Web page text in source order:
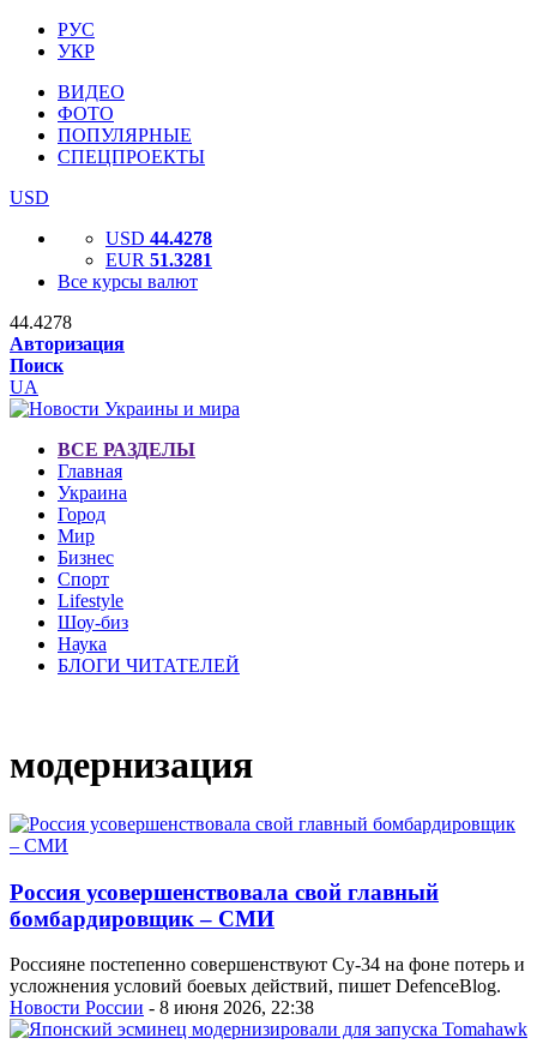
РУС
УКР
ВИДЕО
ФОТО
ПОПУЛЯРНЫЕ
СПЕЦПРОЕКТЫ
USD
USD 44.4278
EUR 51.3281
Все курсы валют
44.4278
Авторизация
Поиск
UA
ВСЕ РАЗДЕЛЫ
Главная
Украина
Город
Мир
Бизнес
Спорт
Lifestyle
Шоу-биз
Наука
БЛОГИ ЧИТАТЕЛЕЙ
модернизация
Россия усовершенствовала свой главный
бомбардировщик – СМИ
Россияне постепенно совершенствуют Су-34 на фоне потерь и
усложнения условий боевых действий, пишет DefenceBlog.
Новости России - 8 июня 2026, 22:38